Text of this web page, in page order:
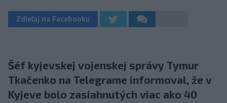
Zdieľaj na Facebooku
Šéf kyjevskej vojenskej správy Tymur
Tkačenko na Telegrame informoval, že v
Kyjeve bolo zasiahnutých viac ako 40